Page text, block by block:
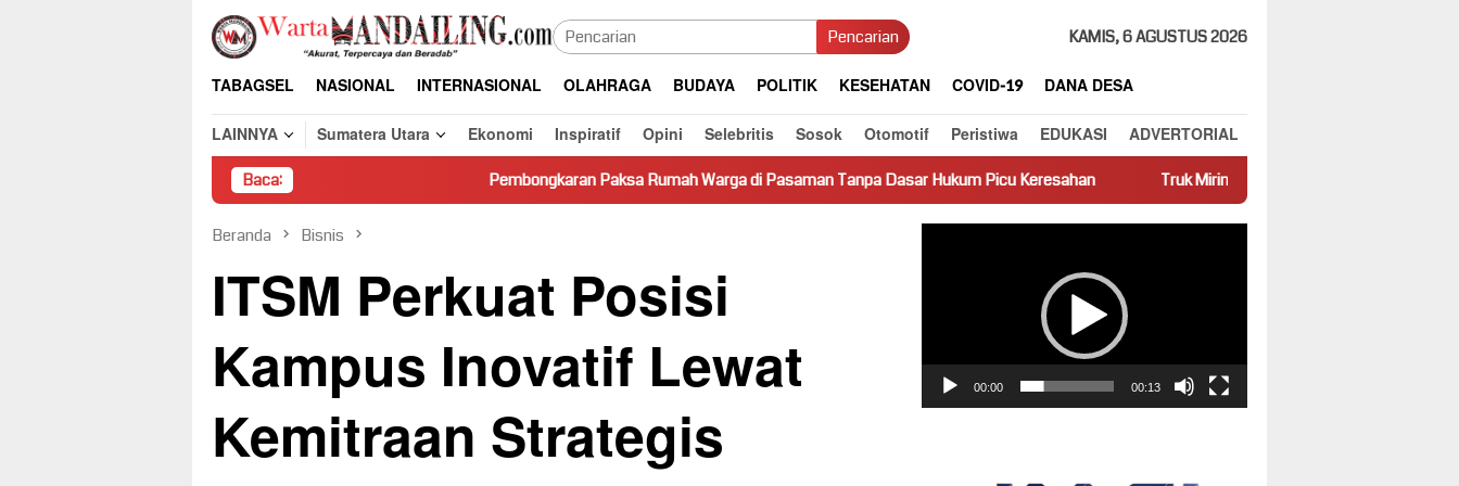
Loncat
konten
Pencarian KAMIS, 6 AGUSTUS 2026
TABAGSEL NASIONAL INTERNASIONAL OLAHRAGA BUDAYA POLITIK KESEHATAN COVID-19
DANA DESA
LAINNYA
Sumatera Utara Ekonomi Inspiratif Opini Selebritis Sosok Otomotif Peristiwa EDUKASI ADVERTORIAL
Baca: Pembongkaran Paksa Rumah Warga di Pasaman Tanpa Dasar Hukum Picu Keresahan Truk Miring Hambat Arus Lalu Lintas di Jalan Panti–Simpang
Beranda Bisnis
ITSM Perkuat Posisi
Kampus Inovatif Lewat
Kemitraan Strategis
00:00 00:13